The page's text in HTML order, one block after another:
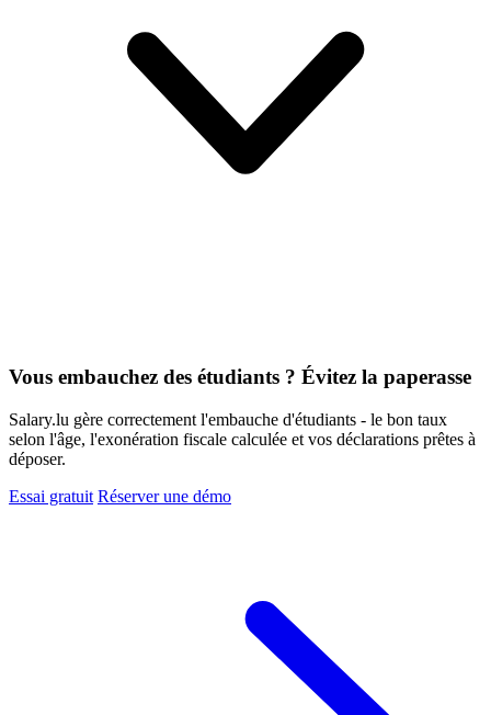
Vous embauchez des étudiants ? Évitez la paperasse
Salary.lu gère correctement l'embauche d'étudiants - le bon taux
selon l'âge, l'exonération fiscale calculée et vos déclarations prêtes à
déposer.
Essai gratuit Réserver une démo